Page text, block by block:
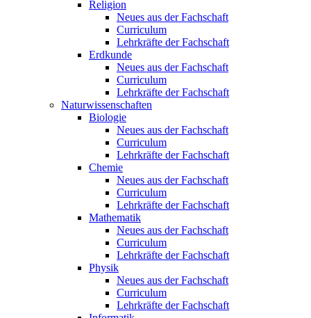
Religion
Neues aus der Fachschaft
Curriculum
Lehrkräfte der Fachschaft
Erdkunde
Neues aus der Fachschaft
Curriculum
Lehrkräfte der Fachschaft
Naturwissenschaften
Biologie
Neues aus der Fachschaft
Curriculum
Lehrkräfte der Fachschaft
Chemie
Neues aus der Fachschaft
Curriculum
Lehrkräfte der Fachschaft
Mathematik
Neues aus der Fachschaft
Curriculum
Lehrkräfte der Fachschaft
Physik
Neues aus der Fachschaft
Curriculum
Lehrkräfte der Fachschaft